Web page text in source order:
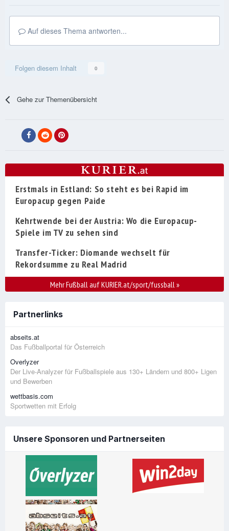
Auf dieses Thema antworten...
Folgen diesem Inhalt 0
Gehe zur Themenübersicht
Erstmals in Estland: So steht es bei Rapid im
Europacup gegen Paide
Kehrtwende bei der Austria: Wo die Europacup-
Spiele im TV zu sehen sind
Transfer-Ticker: Diomande wechselt für
Rekordsumme zu Real Madrid
Mehr Fußball auf KURIER.at/sport/fussball»
Partnerlinks
abseits.at
Das Fußballportal für Österreich
Overlyzer
Der Live-Analyzer für Fußballspiele aus 130+ Ländern und 800+ Ligen
und Bewerben
wettbasis.com
Sportwetten mit Erfolg
Unsere Sponsoren und Partnerseiten